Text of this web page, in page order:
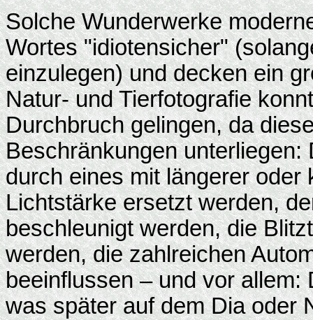
Solche Wunderwerke
Wortes "idiotensicher"
einzulegen) und decken ein
Natur- und Tierfotografie
Durchbruch gelingen, da
Beschränkungen
durch eines mit längerer
Lichtstärke ersetzt werden,
beschleunigt werden, die
werden, die zahlreichen
beeinflussen – und vor
was später auf dem Dia oder